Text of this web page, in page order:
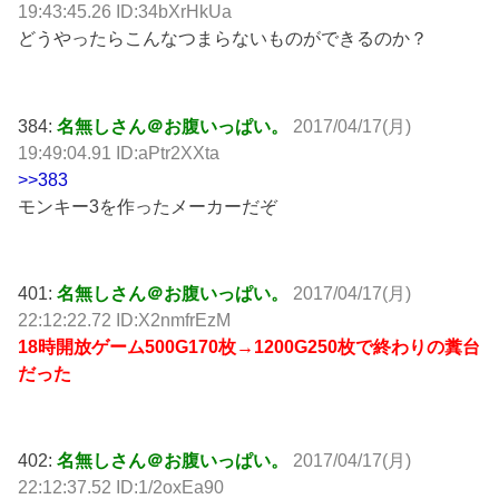
19:43:45.26 ID:34bXrHkUa
どうやったらこんなつまらないものができるのか？
384:名無しさん＠お腹いっぱい。
2017/04/17(月)
19:49:04.91 ID:aPtr2XXta
>>383
モンキー3を作ったメーカーだぞ
401:名無しさん＠お腹いっぱい。
2017/04/17(月)
22:12:22.72 ID:X2nmfrEzM
18時開放ゲーム500G170枚→1200G250枚で終わりの糞台
だった
402:名無しさん＠お腹いっぱい。
2017/04/17(月)
22:12:37.52 ID:1/2oxEa90